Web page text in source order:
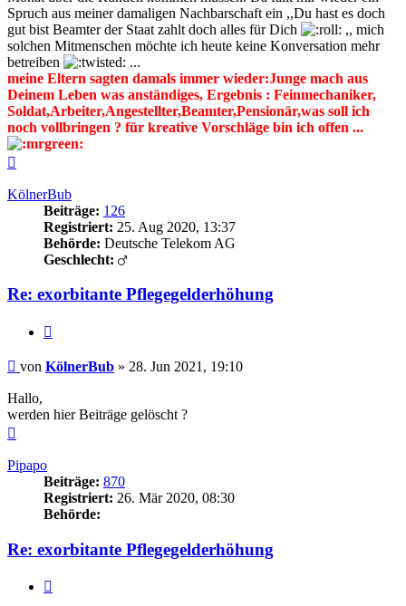
Spruch aus meiner damaligen Nachbarschaft ein ,,Du hast es doch
gut bist Beamter der Staat zahlt doch alles für Dich
,, mich
solchen Mitmenschen möchte ich heute keine Konversation mehr
betreiben
...
meine Eltern sagten damals immer wieder:Junge mach aus
Deinem Leben was anständiges, Ergebnis : Feinmechaniker,
Soldat,Arbeiter,Angestellter,Beamter,Pensionär,was soll ich
noch vollbringen ? für kreative Vorschläge bin ich offen ...
KölnerBub
Beiträge: 126
Registriert: 25. Aug 2020, 13:37
Behörde: Deutsche Telekom AG
Geschlecht:
Re: exorbitante Pflegegelderhöhung
Beitrag
von KölnerBub » 28. Jun 2021, 19:10
Hallo,
werden hier Beiträge gelöscht ?
Pipapo
Beiträge: 870
Registriert: 26. Mär 2020, 08:30
Behörde:
Re: exorbitante Pflegegelderhöhung